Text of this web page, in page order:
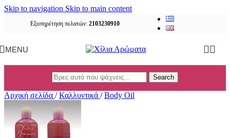
Skip to navigation Skip to main content
Εξυπηρέτηση πελατών: 2103230910
MENU
Search
Αρχική σελίδα / Καλλυντικά / Body Oil